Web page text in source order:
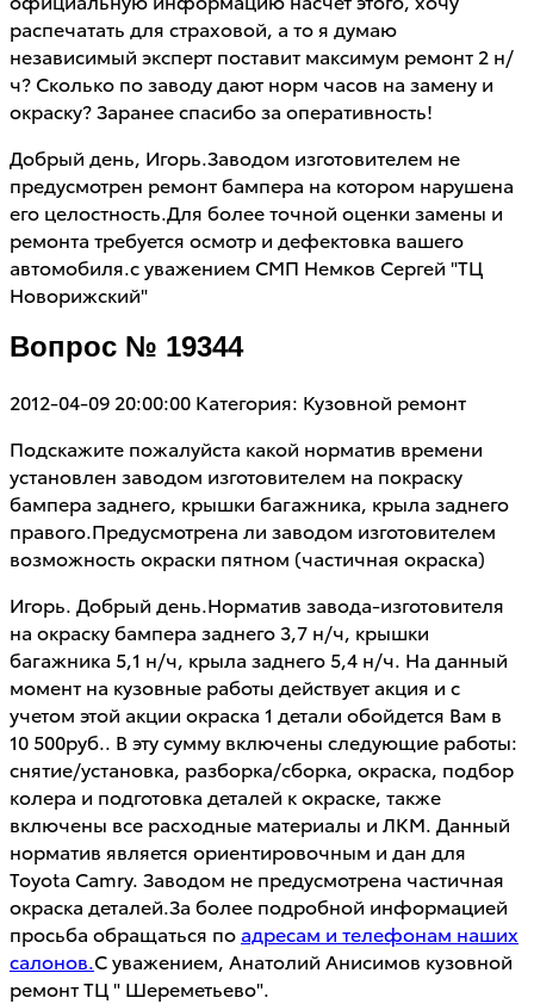
распечатать для страховой, а то я думаю
независимый эксперт поставит максимум ремонт 2 н/
ч? Сколько по заводу дают норм часов на замену и
окраску? Заранее спасибо за оперативность!
Добрый день, Игорь.Заводом изготовителем не
предусмотрен ремонт бампера на котором нарушена
его целостность.Для более точной оценки замены и
ремонта требуется осмотр и дефектовка вашего
автомобиля.с уважением СМП Немков Сергей "ТЦ
Новорижский"
Вопрос № 19344
2012-04-09 20:00:00 Категория: Кузовной ремонт
Подскажите пожалуйста какой норматив времени
установлен заводом изготовителем на покраску
бампера заднего, крышки багажника, крыла заднего
правого.Предусмотрена ли заводом изготовителем
возможность окраски пятном (частичная окраска)
Игорь. Добрый день.Норматив завода-изготовителя
на окраску бампера заднего 3,7 н/ч, крышки
багажника 5,1 н/ч, крыла заднего 5,4 н/ч. На данный
момент на кузовные работы действует акция и с
учетом этой акции окраска 1 детали обойдется Вам в
10 500руб.. В эту сумму включены следующие работы:
снятие/установка, разборка/сборка, окраска, подбор
колера и подготовка деталей к окраске, также
включены все расходные материалы и ЛКМ. Данный
норматив является ориентировочным и дан для
Toyota Camry. Заводом не предусмотрена частичная
окраска деталей.За более подробной информацией
просьба обращаться по адресам и телефонам наших
салонов.С уважением, Анатолий Анисимов кузовной
ремонт ТЦ " Шереметьево".